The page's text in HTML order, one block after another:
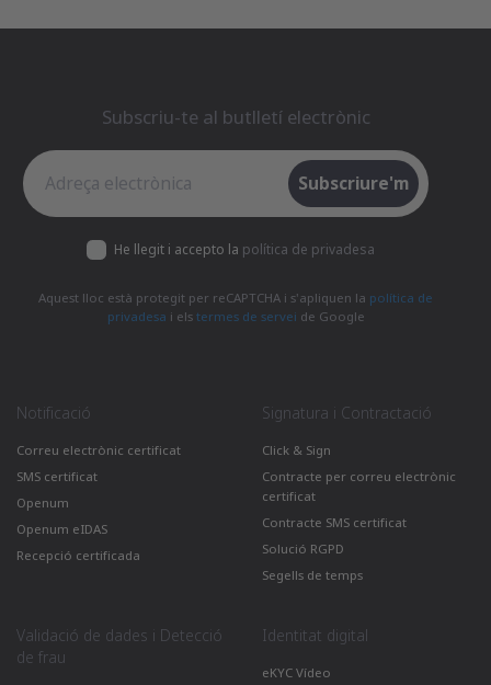
Subscriu-te al butlletí electrònic
Subscriure'm
He llegit i accepto la política de privadesa
Aquest lloc està protegit per reCAPTCHA i s'apliquen la política de
privadesa i elstermes de servei de Google
Notificació
Correu electrònic certificat
SMS certificat
Openum
Openum eIDAS
Recepció certificada
Signatura i Contractació
Click & Sign
Contracte per correu electrònic
certificat
Contracte SMS certificat
Solució RGPD
Segells de temps
Validació de dades i Detecció
de frau
Identitat digital
eKYC Vídeo